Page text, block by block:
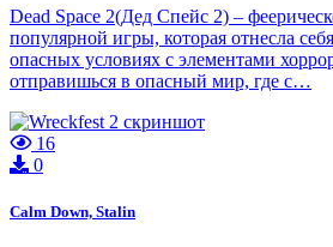
Dead Space 2(Дед Спейс 2) –
популярной игры, которая отнесла
опасных условиях с элементами
отправишься в опасный мир, где с…
16
0
Calm Down, Stalin